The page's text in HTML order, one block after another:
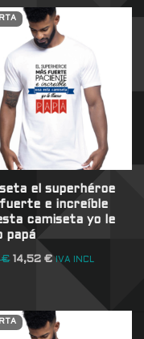
el superhéroe
e increíble
camiseta yo le
papá
€ 14,52€ IVA INCL